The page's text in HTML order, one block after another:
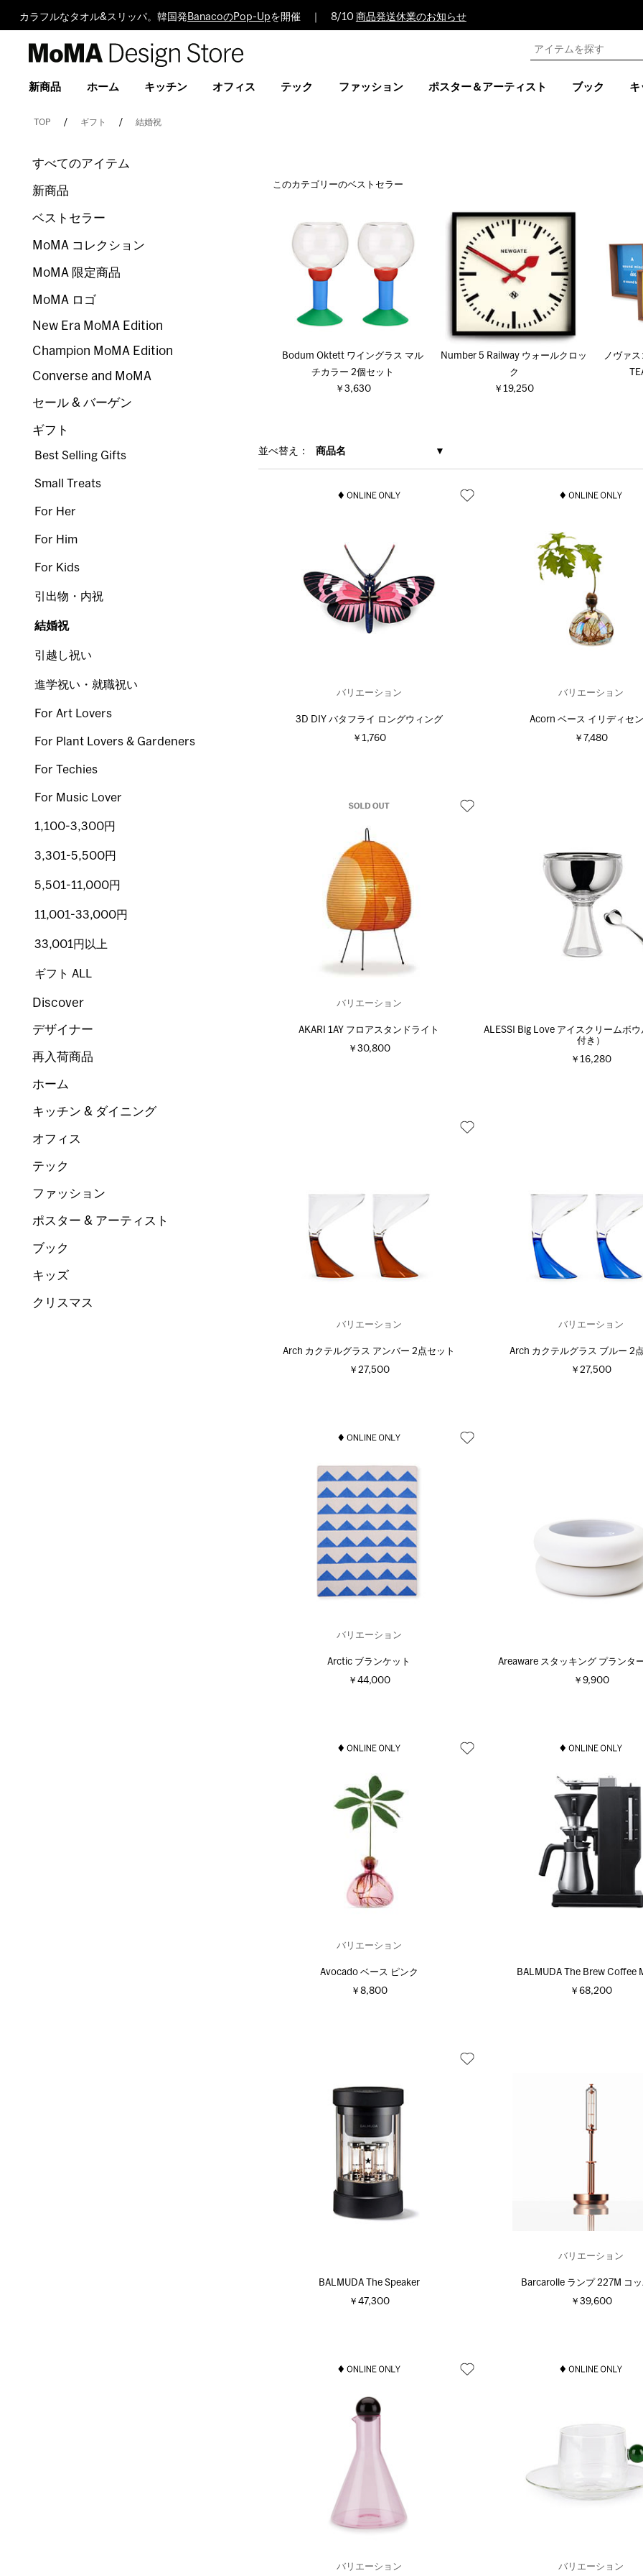
カラフルなタオル&スリッパ。韓国発 BanacoのPop-Upを開催 ｜ 8/10 商品発送休業のお知らせ
Design
新商品 ホーム キッチン オフィス テック ファッション ポスター＆アーティスト ブック キ
TOP ギフト 結婚祝
このカテゴリーのベストセラー
Bodum Oktett ワイングラス マル
チカラー 2個セット
￥3,630
Number 5 Railway ウォールクロッ
ク
￥19,250
ノヴァ
並べ替え： 商品名
バリエーション
3D DIY バタフライ ロングウィング
￥1,760
バリエーション
Acorn ベース イリディセ
￥7,480
バリエーション
AKARI 1AY フロアスタンドライト
￥30,800
ALESSI Big Love アイスクリームボ
付き）
￥16,280
バリエーション
Arch カクテルグラス アンバー 2点セット
￥27,500
バリエーション
Arch カクテルグラス ブルー 2
￥27,500
バリエーション
Arctic ブランケット
￥44,000
Areaware スタッキング プランタ
￥9,900
バリエーション
Avocado ベース ピンク
￥8,800
BALMUDA The Brew Coffee
￥68,200
BALMUDA The Speaker
￥47,300
バリエーション
Barcarolle ランプ 227M コ
￥39,600
バリエーション バリエーション
すべてのアイテム
新商品
ベストセラー
MoMA コレクション
MoMA 限定商品
MoMA ロゴ
New Era MoMA Edition
Champion MoMA Edition
Converse and MoMA
セール & バーゲン
ギフト
Best Selling Gifts
Small Treats
For Her
For Him
For Kids
引出物・内祝
結婚祝
引越し祝い
進学祝い・就職祝い
For Art Lovers
For Plant Lovers & Gardeners
For Techies
For Music Lover
1,100-3,300円
3,301-5,500円
5,501-11,000円
11,001-33,000円
33,001円以上
ギフト ALL
Discover
デザイナー
再入荷商品
ホーム
キッチン & ダイニング
オフィス
テック
ファッション
ポスター & アーティスト
ブック
キッズ
クリスマス